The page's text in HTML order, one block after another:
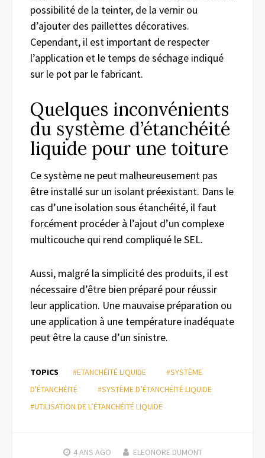
possibilité de la teinter, de la vernir ou
d’ajouter des paillettes décoratives.
Cependant, il est important de respecter
l’application et le temps de séchage indiqué
sur le pot par le fabricant.
Quelques inconvénients
du système d’étanchéité
liquide pour une toiture
Ce système ne peut malheureusement pas
être installé sur un isolant préexistant. Dans le
cas d’une isolation sous étanchéité, il faut
forcément procéder à l’ajout d’un complexe
multicouche qui rend compliqué le SEL.
Aussi, malgré la simplicité des produits, il est
nécessaire d’être bien préparé pour réussir
leur application. Une mauvaise préparation ou
une application à une température inadéquate
peut être la cause d’un sinistre.
TOPICS #ETANCHÉITÉ LIQUIDE
#SYSTÈME
D'ÉTANCHÉITÉ
#SYSTÈME D’ÉTANCHÉITÉ LIQUIDE
#UTILISATION DE L’ÉTANCHÉITÉ LIQUIDE
4 ANS AGO ELEONORE DUMONT